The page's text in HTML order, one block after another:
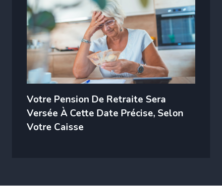
Votre Pension De Retraite Sera
Versée À Cette Date Précise, Selon
Votre Caisse